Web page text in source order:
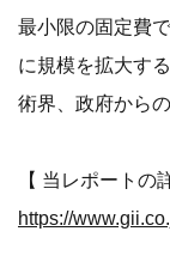
最小限の固定費
に規模を拡大す
術界、政府から
【 当レポートの